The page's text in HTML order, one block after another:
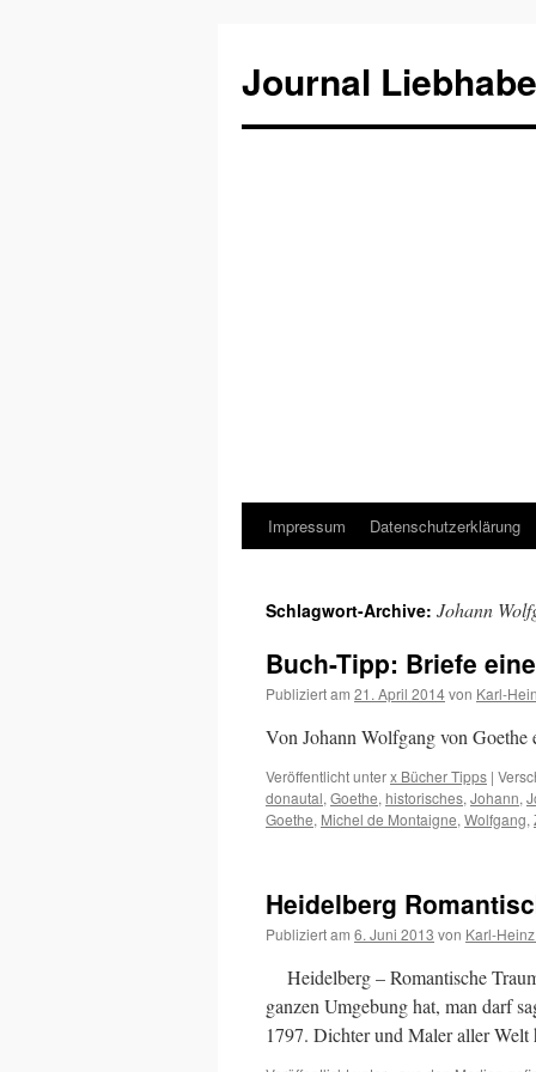
Journal
Zum
springen
Impressum Datenschutzerklärung
Schlagwort-Archive: Johann
Buch-Tipp: Briefe
Publiziert am 21. April 2014von Karl-
Von Johann Wolfgang von Goethe
Veröffentlicht unterx Bücher Tipps |
donautal, Goethe, historisches, Johann,
Goethe, Michel de Montaigne, Wolfgang,
Heidelberg
Publiziert am 6. Juni 2013 von Karl-
Heidelberg – Romantische
ganzen Umgebung hat, man darf
1797. Dichter und Maler aller